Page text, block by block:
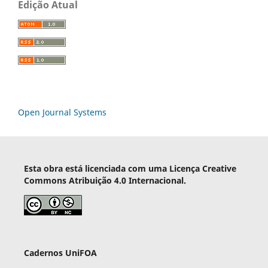
Edição Atual
Open Journal Systems
Esta obra está licenciada com uma Licença Creative
Commons Atribuição 4.0 Internacional.
Cadernos UniFOA